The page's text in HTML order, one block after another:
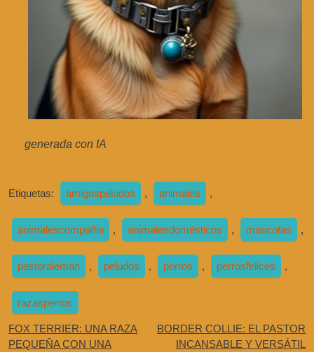
generada con IA
Etiquetas: amigospeludos , animales ,
animalescompañia , animalesdomésticos , mascotas ,
pastoraleman , peludos , perros , perrosfelices ,
razasperros
FOX TERRIER: UNA RAZA
PEQUEÑA CON UNA
BORDER COLLIE: EL PASTOR
INCANSABLE Y VERSÁTIL